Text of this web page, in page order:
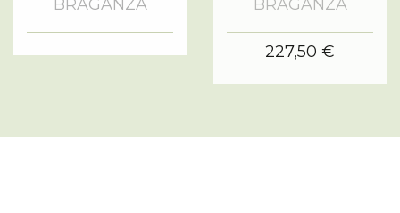
BRAGANZA
BRAGANZA
227,50 €